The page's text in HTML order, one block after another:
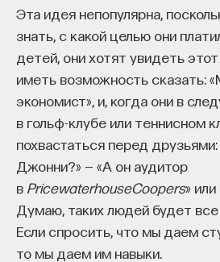
Эта идея непопулярна,
знать, с какой целью они
детей, они хотят увидеть
иметь возможность сказать:
экономист», и, когда они в
в гольф-клубе или теннисном
похвастаться перед
Джонни?» — «А он аудитор
в PricewaterhouseCoopers»
Думаю, таких людей будет
Если спросить, что мы даем
то мы даем им навыки.
Европы, идея была поступать
на искусствоведение. Я
готовиться к этому. Я
искусствоведа при музее
искусств, честно ходила туда,
на лекции, на семинары. У нас
замечательные занятия,
в десятом классе, когда речь
поступлении, я испугалась,
был очень высокий,
тогда у нас 25 человек на
искусствоведения. И потом я,